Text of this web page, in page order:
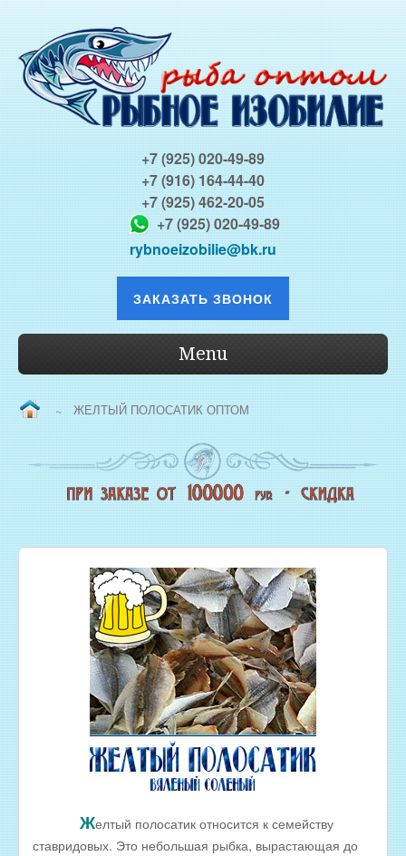
+7 (925) 020-49-89
+7 (916) 164-44-40
+7 (925) 462-20-05
+7 (925) 020-49-89
rybnoeizobilie@bk.ru
ЗАКАЗАТЬ ЗВОНОК
Menu
ВОПРОС/ОТВЕТ
НАША ПРОДУКЦИЯ
НОВЫЙ КОПТИЛЬНЫЙ ЦЕХ
ЖИВАЯ РЫБА
МОРЕПРОДУКТЫ
СОЛЕНАЯ РЫБА
КОПЧЕНАЯ РЫБА
ВЯЛЕНАЯ РЫБА
РЫБНЫЕ КОНСЕРВЫ
РЫБНЫЕ СТЕЙКИ ОПТОМ
РЫБА ДЛЯ ЗАРЫБЛЕНИЯ ВОДОЕМА
~ ЖЕЛТЫЙ ПОЛОСАТИК ОПТОМ
Желтый полосатик относится к семейству
ставридовых. Это небольшая рыбка, вырастающая до